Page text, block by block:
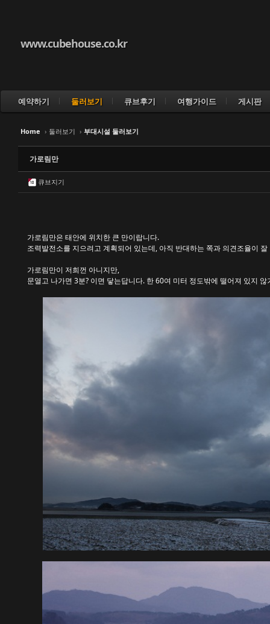
www.cubehouse.co.kr
예약하기 둘러보기 큐브후기 여행가이드 게시판
Home › 둘러보기 › 부대시설 둘러보기
가로림만
큐브지기
가로림만은 태안에 위치한 큰 만이랍니다.
조력발전소를 지으려고 계획되어 있는데, 아직 반대하는 쪽과 의견조율이
가로림만이 저희껀 아니지만,
문열고 나가면 3분? 이면 닿는답니다. 한 60여 미터 정도밖에 떨어져 있지 않